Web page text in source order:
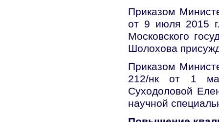
Приказом
от 9 июля 2015
Московского
Шолохова
Приказом
212/нк от 1
Суходоловой
научной